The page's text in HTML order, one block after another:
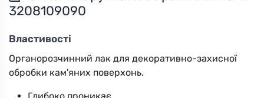
3208109090
Властивості
Органорозчинний лак для декоративно-захисної
обробки кам'яних поверхонь.